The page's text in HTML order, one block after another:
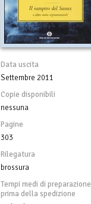
Data uscita
Settembre 2011
Copie disponibili
nessuna
Pagine
303
Rilegatura
brossura
Tempi medi di preparazione
prima della spedizione